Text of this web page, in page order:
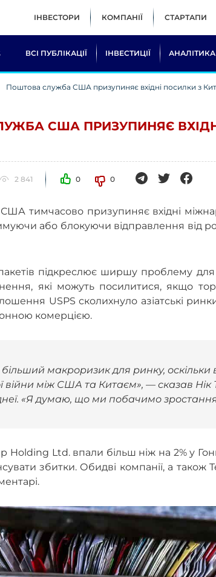
ІНВЕСТОРИ КОМПАНІЇ СТАРТАПИ
ВСІ ПУБЛІКАЦІЇ ІНВЕСТИЦІЇ АНАЛІТИКА
Поштова служба США призупиняє вхідні посилки з
США ПРИЗУПИНЯЄ
2 841 0 0
тимчасово призупиняє вхідні
або блокуючи відправлення від
підкреслює ширшу проблему для
які можуть посилитися, якщо
USPS сколихнуло азіатські
комерцією.
більший макроризик для ринку, оскільки
війни між США та Китаєм», — сказав Нік
«Я думаю, що ми побачимо
Holding Ltd. впали більш ніж на 2% у
збитки. Обидві компанії, а також